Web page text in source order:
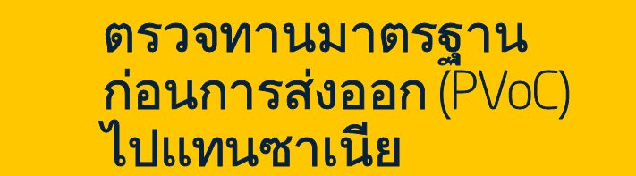
ตรวจทานมาตรฐาน
ก่อนการส่งออก (PVoC)
ไปแทนซาเนีย